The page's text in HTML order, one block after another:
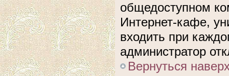
общедоступном
Интернет-кафе,
входить при
администратор
Вернуться